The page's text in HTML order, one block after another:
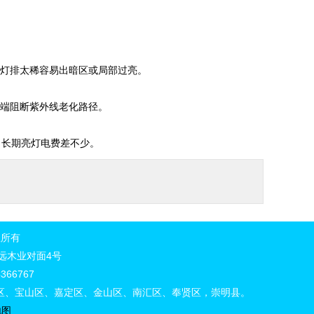
排太稀容易出暗区或局部过亮。
阻断紫外线老化路径。
期亮灯电费差不少。
有
木业对面4号
宝山区、嘉定区、金山区、南汇区、奉贤区，崇明县。